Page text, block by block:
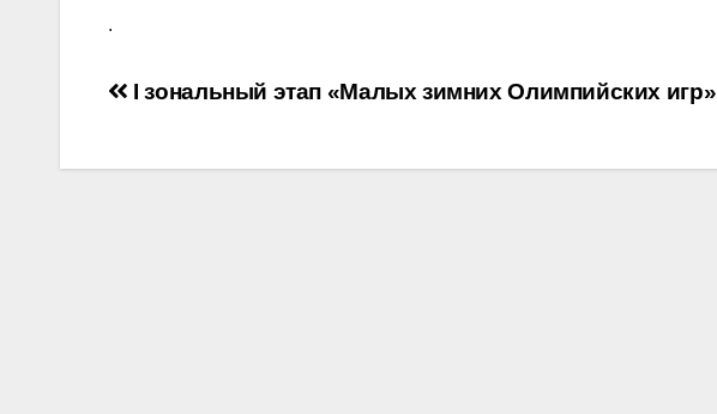
.
Навигация
I зональный этап «Малых зимних Олимпийских игр»